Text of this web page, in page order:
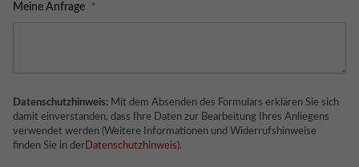
Meine Anfrage
Datenschutzhinweis: Mit dem Absenden des Formulars erklären Sie sich
damit einverstanden, dass Ihre Daten zur Bearbeitung Ihres Anliegens
verwendet werden (Weitere Informationen und Widerrufshinweise
finden Sie in der Datenschutzhinweis).